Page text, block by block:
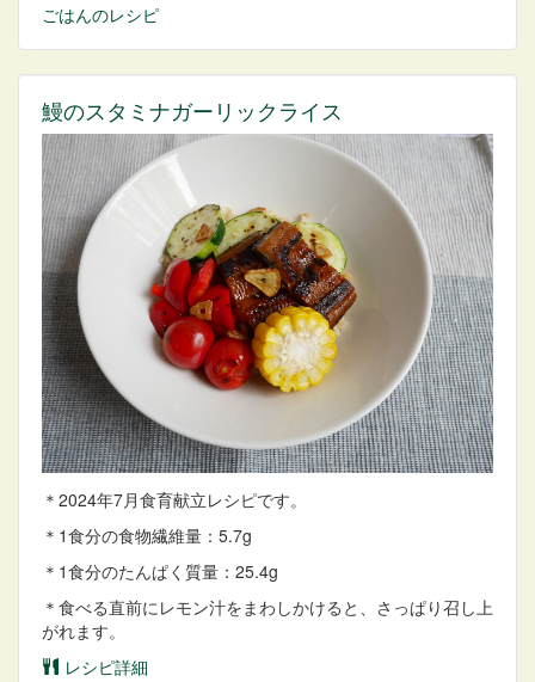
ごはんのレシピ
鰻のスタミナガーリックライス
＊2024年7月食育献立レシピです。
＊1食分の食物繊維量：5.7g
＊1食分のたんぱく質量：25.4g
＊食べる直前にレモン汁をまわしかけると、さっぱり召し上
がれます。
レシピ詳細